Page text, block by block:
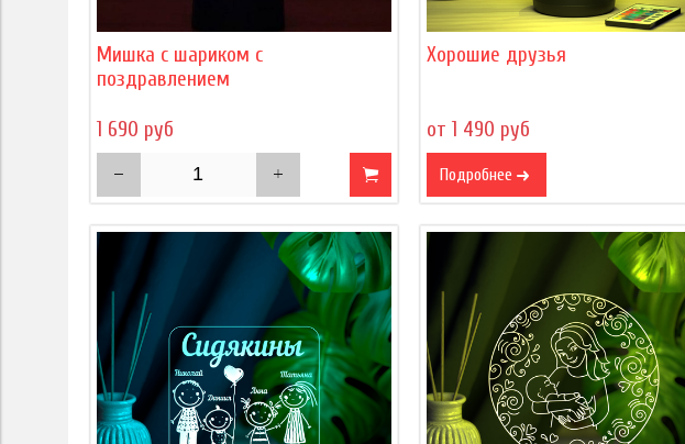
Мишка с шариком с
поздравлением
1 690 руб
Хорошие друзья
от 1 490 руб
Подробнее